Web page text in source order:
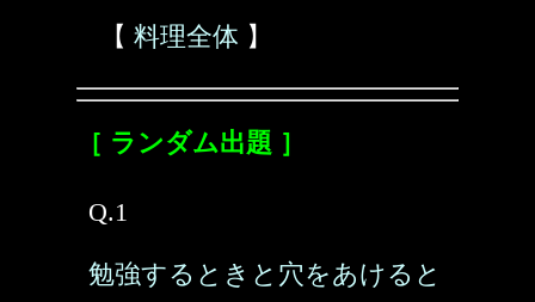
【 料理全体 】
［ ランダム出題 ］
Q.1
勉強するときと穴をあけると